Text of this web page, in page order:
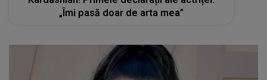
„Îmi pasă doar de arta mea”